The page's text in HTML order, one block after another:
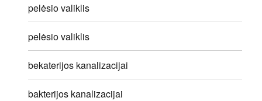
pelėsio valiklis
pelėsio valiklis
bekaterijos kanalizacijai
bakterijos kanalizacijai